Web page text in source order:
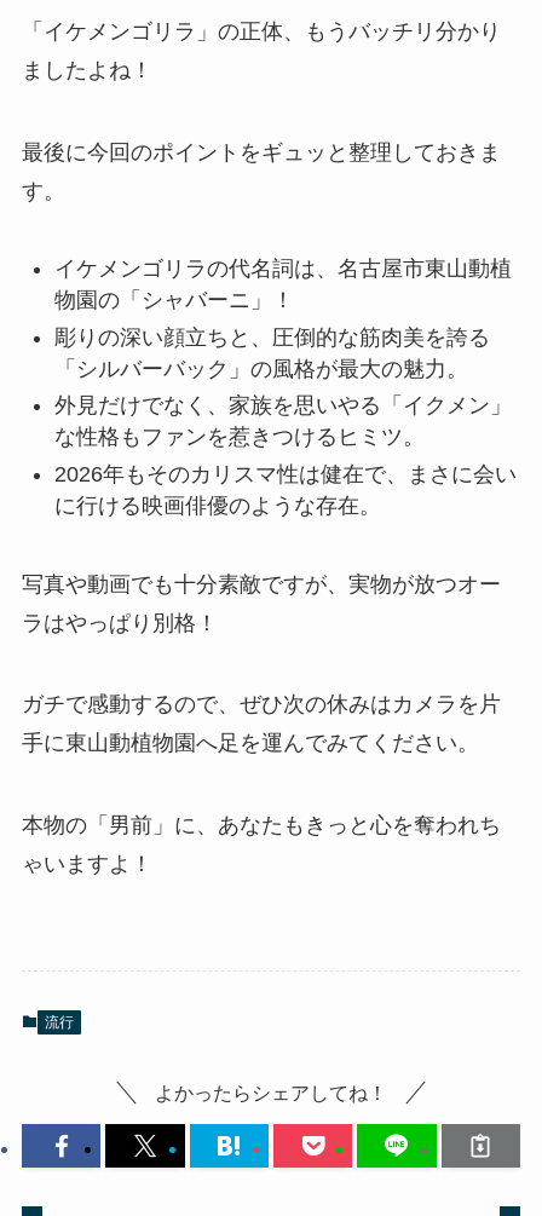
「イケメンゴリラ」の正体、もうバッチリ分かり
ましたよね！
最後に今回のポイントをギュッと整理しておきま
す。
イケメンゴリラの代名詞は、名古屋市東山動植
物園の「シャバーニ」！
彫りの深い顔立ちと、圧倒的な筋肉美を誇る
「シルバーバック」の風格が最大の魅力。
外見だけでなく、家族を思いやる「イクメン」
な性格もファンを惹きつけるヒミツ。
2026年もそのカリスマ性は健在で、まさに会い
に行ける映画俳優のような存在。
写真や動画でも十分素敵ですが、実物が放つオー
ラはやっぱり別格！
ガチで感動するので、ぜひ次の休みはカメラを片
手に東山動植物園へ足を運んでみてください。
本物の「男前」に、あなたもきっと心を奪われち
ゃいますよ！
流行
よかったらシェアしてね！